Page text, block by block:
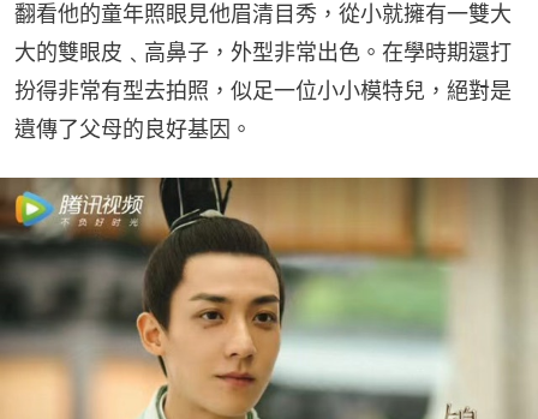
翻看他的童年照眼見他眉清目秀，從小就擁有一雙大
大的雙眼皮﹑高鼻子，外型非常出色。在學時期還打
扮得非常有型去拍照，似足一位小小模特兒，絕對是
遺傳了父母的良好基因。